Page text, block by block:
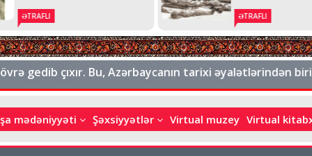
ƏTRAFLI
GENERALIN
ƏTRAFLI
çıxır. Bu, Azərbaycanın tarixi əyalətlərindən
mədəniyyəti Şəxsiyyətlər Virtual muzey Virtual